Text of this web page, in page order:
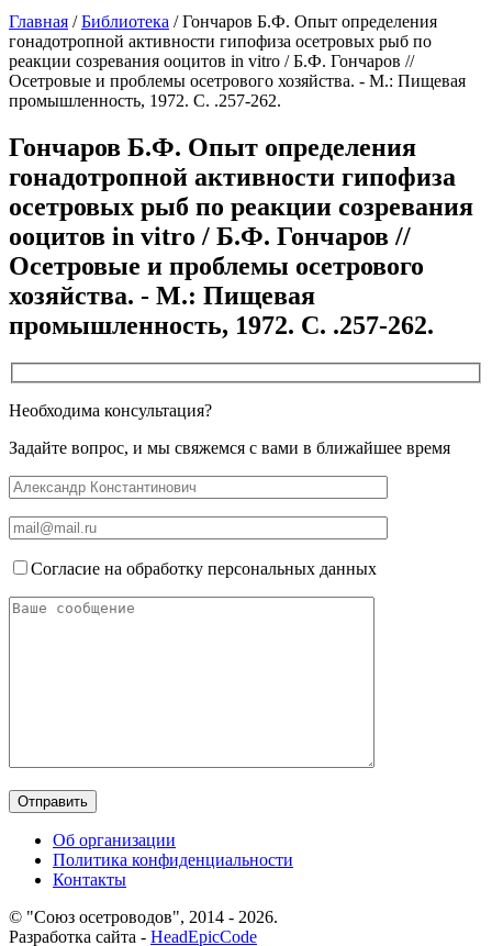
Главная /Библиотека /Гончаров Б.Ф. Опыт определения
гонадотропной активности гипофиза осетровых рыб по
реакции созревания ооцитов in vitro / Б.Ф. Гончаров //
Осетровые и проблемы осетрового хозяйства. - М.: Пищевая
промышленность, 1972. С. .257-262.
Гончаров Б.Ф. Опыт определения
гонадотропной активности гипофиза
осетровых рыб по реакции созревания
ооцитов in vitro / Б.Ф. Гончаров //
Осетровые и проблемы осетрового
хозяйства. - М.: Пищевая
промышленность, 1972. С. .257-262.
Необходима консультация?
Задайте вопрос, и мы свяжемся с вами в ближайшее время
Согласие на обработку персональных данных
Об организации
Политика конфиденциальности
Контакты
© "Союз осетроводов", 2014 - 2026.
Разработка сайта - HeadEpicCode